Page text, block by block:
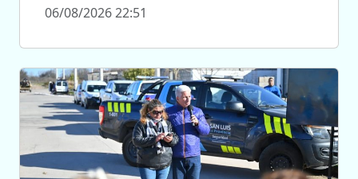
06/08/2026 22:51